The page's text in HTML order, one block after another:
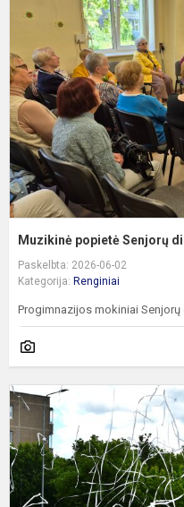
Muzikinė popietė Senjorų
Paskelbta: 2026-06-02
Kategorija: Renginiai
Progimnazijos mokiniai